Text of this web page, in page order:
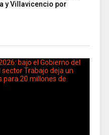
y Villavicencio por